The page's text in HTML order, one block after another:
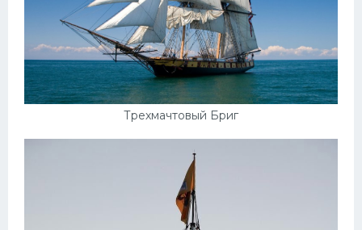
Трехмачтовый Бриг